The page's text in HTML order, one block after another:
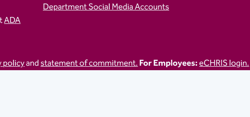
ADA
Department Social Media Accounts
policyandstatement of commitment.For Employees:eCHRIS login.